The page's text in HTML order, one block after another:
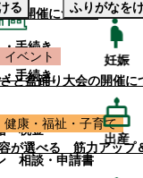
・手続き
手続き
税金
相談・申請書
の開催について
イベント
と盆踊り大会の開催に
健康・福祉・子育て
が選べる 筋力アップ
妊娠
出産
る ふりがなを